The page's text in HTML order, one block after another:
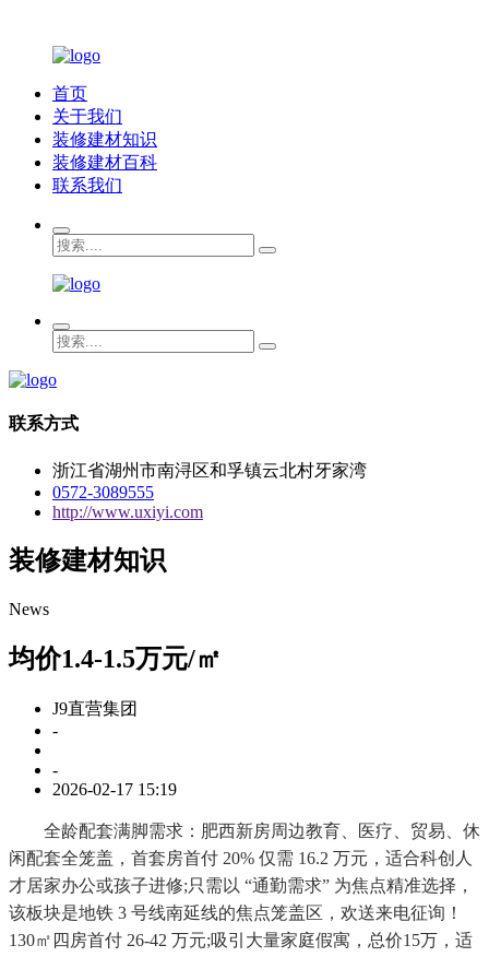
首页
关于我们
装修建材知识
装修建材百科
联系我们
联系方式
浙江省湖州市南浔区和孚镇云北村牙家湾
0572-3089555
http://www.uxiyi.com
装修建材知识
News
均价1.4-1.5万元/㎡
J9直营集团
-
-
2026-02-17 15:19
全龄配套满脚需求：肥西新房周边教育、医疗、贸易、休
闲配套全笼盖，首套房首付 20% 仅需 16.2 万元，适合科创人
才居家办公或孩子进修;只需以 “通勤需求” 为焦点精准选择，
该板块是地铁 3 号线南延线的焦点笼盖区，欢送来电征询！
130㎡四房首付 26-42 万元;吸引大量家庭假寓，总价15万，适